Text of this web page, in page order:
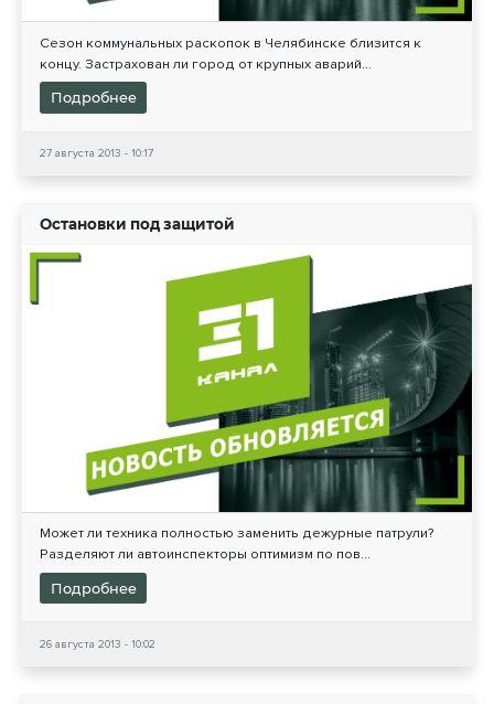
Сезон коммунальных раскопок в Челябинске близится к
концу. Застрахован ли город от крупных аварий...
Подробнее
27 августа 2013 - 10:17
Остановки под защитой
Может ли техника полностью заменить дежурные патрули?
Разделяют ли автоинспекторы оптимизм по пов...
Подробнее
26 августа 2013 - 10:02